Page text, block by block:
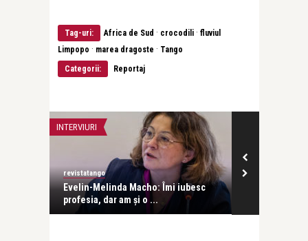
Tag-uri: Africa de Sud · crocodili · fluviul
Limpopo · marea dragoste · Tango
Categorii:
Reportaj
INTERVIURI
revistatango
Evelin-Melinda Macho: Îmi iubesc
profesia, dar am și o ...